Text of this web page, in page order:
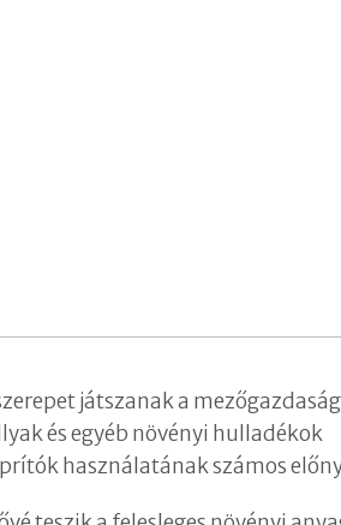
játszanak a
és egyéb növényi hulladékok
használatának számos